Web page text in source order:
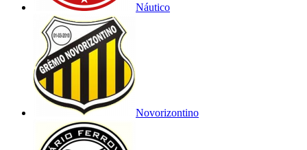
Náutico
Novorizontino